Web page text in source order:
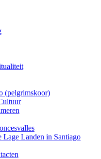
(pelgrimskoor)
Lage Landen in Santiago